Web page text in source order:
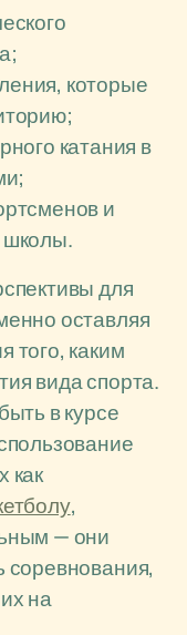
которые
катания в
и
школы.
для
оставляя
того, каким
вида спорта.
в курсе
как
,
— они
соревнования,
на